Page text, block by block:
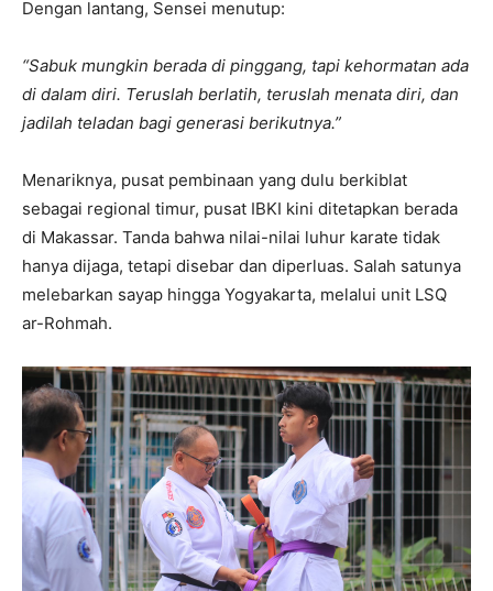
Dengan lantang, Sensei menutup:
“Sabuk mungkin berada di pinggang, tapi kehormatan ada
di dalam diri. Teruslah berlatih, teruslah menata diri, dan
jadilah teladan bagi generasi berikutnya.”
Menariknya, pusat pembinaan yang dulu berkiblat
sebagai regional timur, pusat IBKI kini ditetapkan berada
di Makassar. Tanda bahwa nilai-nilai luhur karate tidak
hanya dijaga, tetapi disebar dan diperluas. Salah satunya
melebarkan sayap hingga Yogyakarta, melalui unit LSQ
ar-Rohmah.